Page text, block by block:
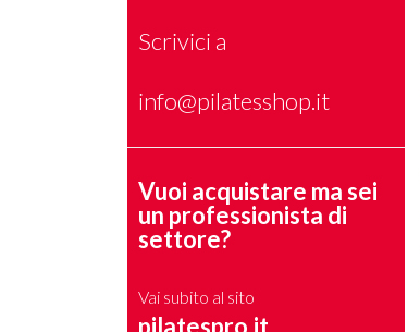
Scrivici a
info@pilatesshop.it
Vuoi acquistare ma sei
un professionista di
settore?
Vai subito al sito
pilatespro.it